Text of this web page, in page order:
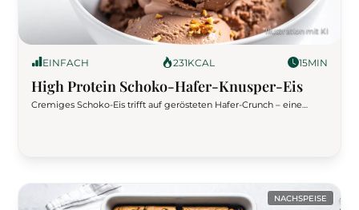
EINFACH 231KCAL 15MIN
High Protein Schoko-Hafer-Knusper-Eis
Cremiges Schoko-Eis trifft auf gerösteten Hafer-Crunch – eine
NACHSPEISE